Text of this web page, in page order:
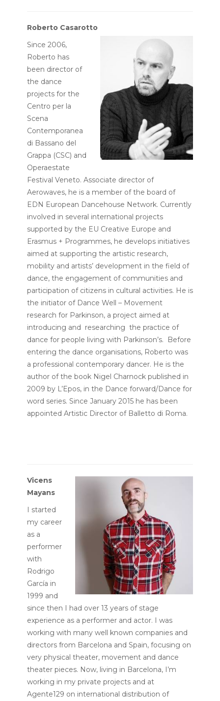
Roberto Casarotto
Since 2006,
Roberto has
been director of
the dance
projects for the
Centro per la
Scena
Contemporanea
di Bassano del
Grappa (CSC) and
Operaestate
Festival Veneto. Associate director of
Aerowaves, he is a member of the board of
EDN European Dancehouse Network. Currently
involved in several international projects
supported by the EU Creative Europe and
Erasmus + Programmes, he develops initiatives
aimed at supporting the artistic research,
mobility and artists’ development in the field of
dance, the engagement of communities and
participation of citizens in cultural activities. He is
the initiator of Dance Well – Movement
research for Parkinson, a project aimed at
introducing and researching the practice of
dance for people living with Parkinson’s. Before
entering the dance organisations, Roberto was
a professional contemporary dancer. He is the
author of the book Nigel Charnock published in
2009 by L’Epos, in the Dance forward/Dance for
word series. Since January 2015 he has been
appointed Artistic Director of Balletto di Roma.
Vicens
Mayans
I started
my career
as a
performer
with
Rodrigo
García in
1999 and
since then I had over 13 years of stage
experience as a performer and actor. I was
working with many well known companies and
directors from Barcelona and Spain, focusing on
very physical theater, movement and dance
theater pieces. Now, living in Barcelona, I’m
working in my private projects and at
Agente129 on international distribution of